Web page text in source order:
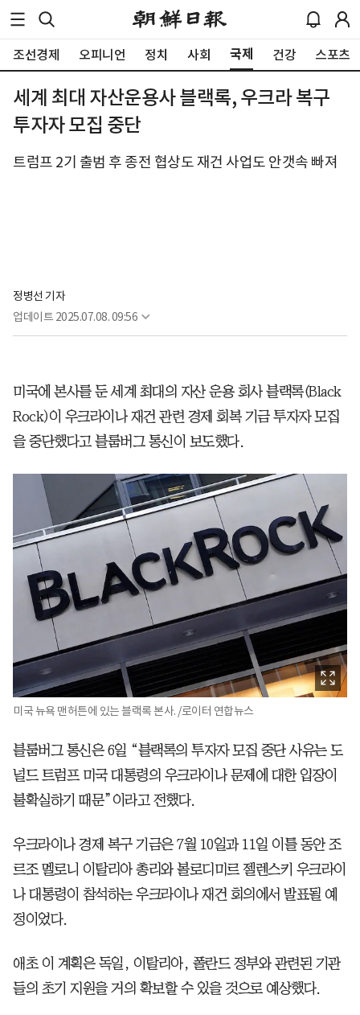
조선경제 오피니언 정치 사회 국제 건강 스포츠
세계 최대 자산운용사 블랙록, 우크라 복구
투자자 모집 중단
트럼프 2기 출범 후 종전 협상도 재건 사업도 안갯속 빠져
정병선 기자
업데이트 2025.07.08. 09:56
미국에 본사를 둔 세계 최대의 자산 운용 회사 블랙록(Black
Rock)이 우크라이나 재건 관련 경제 회복 기금 투자자 모집
을 중단했다고 블룸버그 통신이 보도했다.
미국 뉴욕 맨허튼에 있는 블랙록 본사. /로이터 연합뉴스
블룸버그 통신은 6일 “블랙록의 투자자 모집 중단 사유는 도
널드 트럼프 미국 대통령의 우크라이나 문제에 대한 입장이
불확실하기 때문”이라고 전했다.
우크라이나 경제 복구 기금은 7월 10일과 11일 이틀 동안 조
르조 멜로니 이탈리아 총리와 볼로디미르 젤렌스키 우크라이
나 대통령이 참석하는 우크라이나 재건 회의에서 발표될 예
정이었다.
애초 이 계획은 독일, 이탈리아, 폴란드 정부와 관련된 기관
들의 초기 지원을 거의 확보할 수 있을 것으로 예상했다.